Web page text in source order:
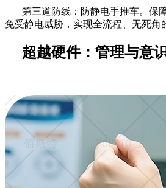
第三道防线：防静电手推车。保
免受静电威胁，实现全流程、无死角
超越硬件：管理与意